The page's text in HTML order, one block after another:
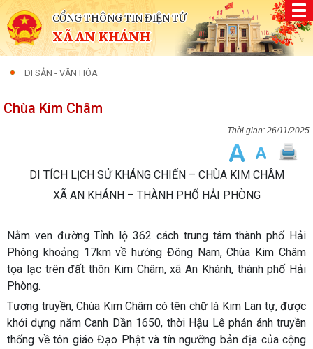
CỔNG THÔNG TIN ĐIỆN TỬ
XÃ AN KHÁNH
DI SẢN - VĂN HÓA
Chùa Kim Châm
26/11/2025
DI TÍCH LỊCH SỬ KHÁNG CHIẾN – CHÙA KIM CHÂM
XÃ AN KHÁNH – THÀNH PHỐ HẢI PHÒNG
Nằm ven đường Tỉnh lộ 362 cách trung tâm thành phố Hải
Phòng khoảng 17km về hướng Đông Nam, Chùa Kim Châm
tọa lạc trên đất thôn Kim Châm, xã An Khánh, thành phố Hải
Phòng.
Tương truyền, Chùa Kim Châm có tên chữ là Kim Lan tự, được
khởi dựng năm Canh Dần 1650, thời Hậu Lê phản ánh truyền
thống về tôn giáo Đạo Phật và tín ngưỡng bản địa của cộng